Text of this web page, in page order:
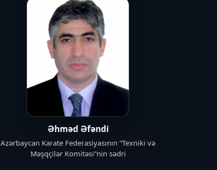
Əhməd Əfəndi̇
Azərbaycan Karate Federasiyasının “Texniki və
Məşqçilər Komitəsi”nin sədri